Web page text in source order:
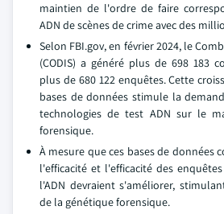
maintien de l'ordre de faire
ADN de scènes de crime avec des
Selon FBI.gov, en février 2024, le
(CODIS) a généré plus de 698 183
plus de 680 122 enquêtes. Cette
bases de données stimule la
technologies de test ADN sur le
forensique.
À mesure que ces bases de données
l'efficacité et l'efficacité des
l'ADN devraient s'améliorer,
de la génétique forensique.